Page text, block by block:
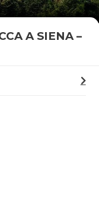
A SIENA –